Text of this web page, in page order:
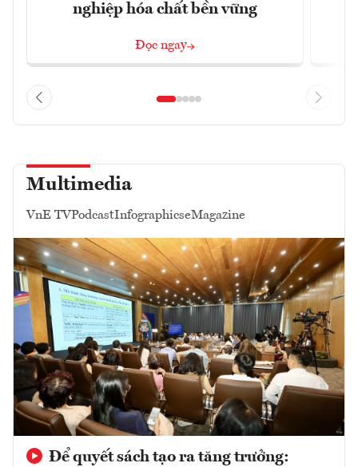
nghiệp hóa chất bền vững
Đọc ngay
Multimedia
VnE TVPodcastInfographicseMagazine
Để quyết sách tạo ra tăng trưởng: